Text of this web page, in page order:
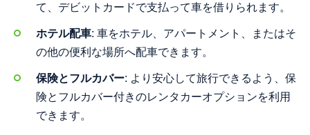
て、デビットカードで支払って車を借りられます。
ホテル配車: 車をホテル、アパートメント、またはそ
の他の便利な場所へ配車できます。
保険とフルカバー: より安心して旅行できるよう、保
険とフルカバー付きのレンタカーオプションを利用
できます。